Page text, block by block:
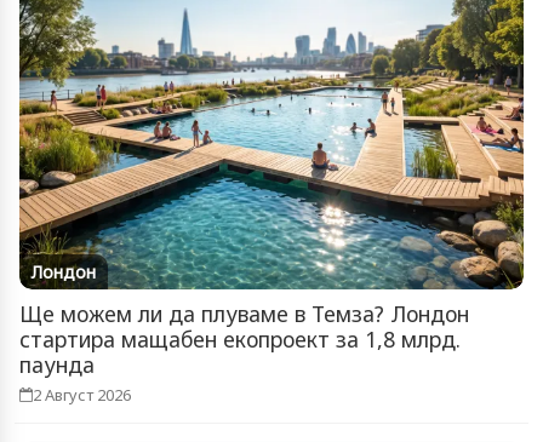
Лондон
Ще можем ли да плуваме в Темза? Лондон
стартира мащабен екопроект за 1,8 млрд.
паунда
2 Август 2026